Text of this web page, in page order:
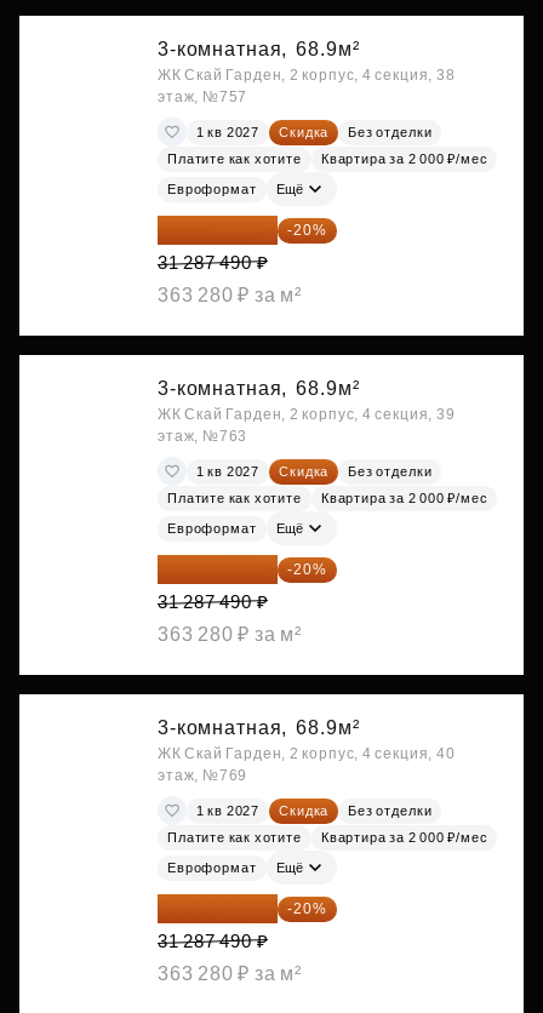
3-комнатная, 68.9м²
ЖК Скай Гарден, 2 корпус, 4 секция, 38
этаж, №757
1 кв 2027 Скидка
Без отделки
Платите как хотите
Квартира за 2 000 ₽/мес
Евроформат Ещё
25 029 992 ₽ -20%
31 287 490 ₽
363 280 ₽ за м²
3-комнатная, 68.9м²
ЖК Скай Гарден, 2 корпус, 4 секция, 39
этаж, №763
1 кв 2027 Скидка
Без отделки
Платите как хотите
Квартира за 2 000 ₽/мес
Евроформат Ещё
25 029 992 ₽ -20%
31 287 490 ₽
363 280 ₽ за м²
3-комнатная, 68.9м²
ЖК Скай Гарден, 2 корпус, 4 секция, 40
этаж, №769
1 кв 2027 Скидка
Без отделки
Платите как хотите
Квартира за 2 000 ₽/мес
Евроформат Ещё
25 029 992 ₽ -20%
31 287 490 ₽
363 280 ₽ за м²